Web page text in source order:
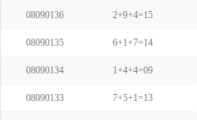
08090136 2+9+4=15
08090135 6+1+7=14
08090134 1+4+4=09
08090133 7+5+1=13